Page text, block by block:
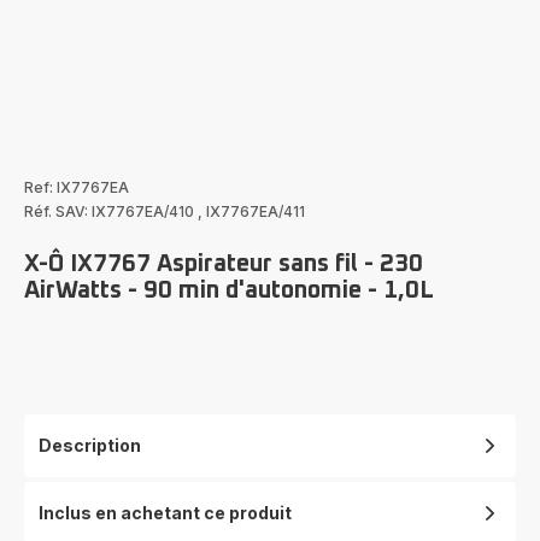
Ref: IX7767EA
Réf. SAV: IX7767EA/410
IX7767EA/411
X-Ô IX7767 Aspirateur sans fil - 230
AirWatts - 90 min d'autonomie - 1,0L
Description
Inclus en achetant ce produit